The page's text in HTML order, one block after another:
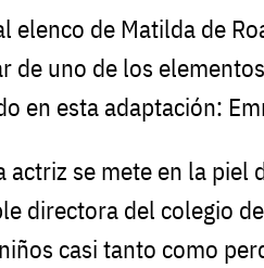
elenco de Matilda de
de uno de los
en esta adaptación:
actriz se mete en la piel
directora del colegio
casi tanto como